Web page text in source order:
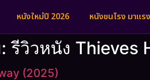
หนังใหม่ปี 2026 หนังชนโรง มาแรง
:รีวิวหนัง Thieves
(2025)